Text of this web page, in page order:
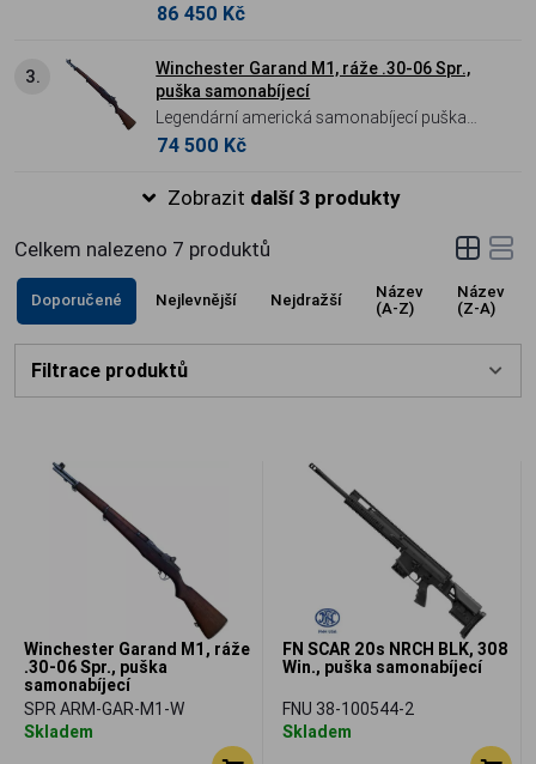
koncepce bull-pup ráži 223 Remington v
86 450 Kč
3.
Winchester Garand M1, ráže .30-06 Spr.,
puška samonabíjecí
Legendární americká samonabíjecí puška
M1 Garand z období druhé světové války v
Patton označil za „největší bojový
masivní konstrukcí a ikonickým nabíjením na
8ranný rámeček. Neodmyslitelný a vysoce
ceněný základ pro každého sběratele
74 500 Kč
Zobrazit další 3 produkty
Celkem nalezeno 7 produktů
Doporučené Nejlevnější Nejdražší
Název
(A-Z)
Název
(Z-A)
Filtrace produktů
Winchester Garand M1, ráže
.30-06 Spr., puška
samonabíjecí
SPR ARM-GAR-M1-W
Skladem
FN SCAR 20s NRCH BLK, 308
Win., puška samonabíjecí
FNU 38-100544-2
Skladem